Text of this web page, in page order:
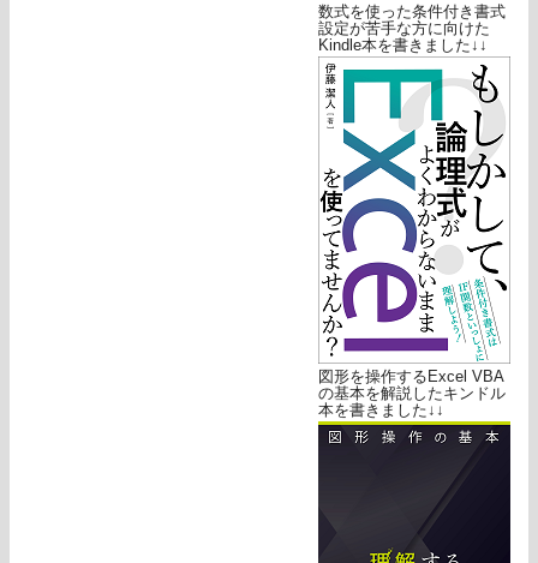
数式を使った条件付き書式
設定が苦手な方に向けた
Kindle本を書きました↓↓
図形を操作するExcel VBA
の基本を解説したキンドル
本を書きました↓↓